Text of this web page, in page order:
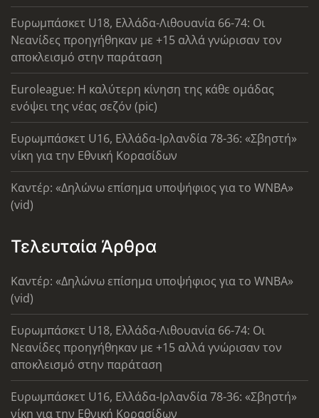
Ευρωμπάσκετ U18, Ελλάδα-Λιθουανία 66-74: Οι
Νεανίδες προηγήθηκαν με +15 αλλά γνώρισαν τον
αποκλεισμό στην παράταση
Euroleague: Η καλύτερη κίνηση της κάθε ομάδας
ενόψει της νέας σεζόν (pic)
Ευρωμπάσκετ U16, Ελλάδα-Ιρλανδία 78-36: «Σβηστή»
νίκη για την Εθνική Κορασίδων
Καντέρ: «Δηλώνω επίσημα υποψήφιος για το WNBA»
(vid)
Τελευταία Άρθρα
Καντέρ: «Δηλώνω επίσημα υποψήφιος για το WNBA»
(vid)
Ευρωμπάσκετ U18, Ελλάδα-Λιθουανία 66-74: Οι
Νεανίδες προηγήθηκαν με +15 αλλά γνώρισαν τον
αποκλεισμό στην παράταση
Ευρωμπάσκετ U16, Ελλάδα-Ιρλανδία 78-36: «Σβηστή»
νίκη για την Εθνική Κορασίδων